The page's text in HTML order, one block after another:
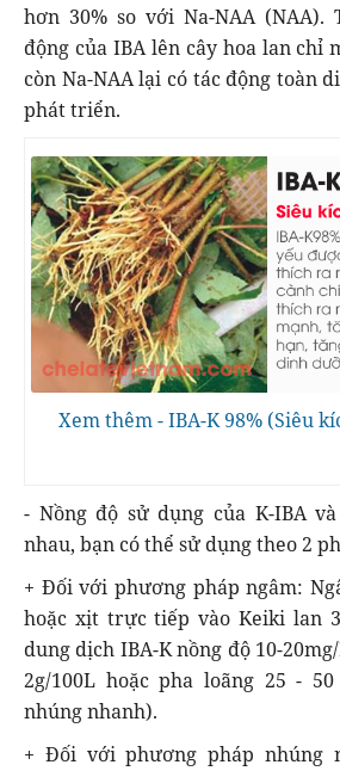
hơn 30% so với Na-NAA
động của IBA lên cây hoa lan chỉ
còn Na-NAA lại có tác động toàn
phát triển.
Xem thêm - IBA-K 98% (Siêu
- Nồng độ sử dụng của K-IBA
nhau, bạn có thể sử dụng theo 2
+ Đối với phương pháp ngâm:
hoặc xịt trực tiếp vào Keiki lan
dung dịch IBA-K nồng độ 10-
2g/100L hoặc pha loãng 25 -
nhúng nhanh).
+ Đối với phương pháp nhúng